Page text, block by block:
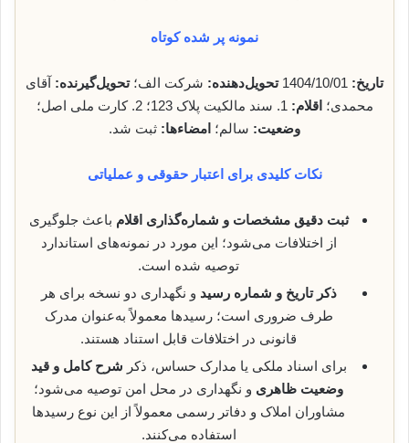
نمونه پر شده کوتاه
تاریخ: تحویل‌دهنده: شرکت الف؛تحویل‌گیرنده: آقای
محمدی؛ اقلام:
وضعیت: سالم؛ امضاء‌ها: ثبت شد.
نکات کلیدی برای اعتبار حقوقی و عملیاتی
ثبت دقیق مشخصات و شماره‌گذاری اقلام باعث جلوگیری
از اختلافات می‌شود؛ این مورد در نمونه‌های استاندارد
توصیه شده است.
ذکر تاریخ و شماره رسید و نگهداری دو نسخه برای هر
طرف ضروری است؛ رسیدها معمولاً به‌عنوان مدرک
قانونی در اختلافات قابل استناد هستند.
برای اسناد ملکی یا مدارک حساس، ذکر شرح کامل و قید
وضعیت ظاهری و نگهداری در محل امن توصیه می‌شود؛
مشاوران املاک و دفاتر رسمی معمولاً از این نوع رسیدها
استفاده می‌کنند.